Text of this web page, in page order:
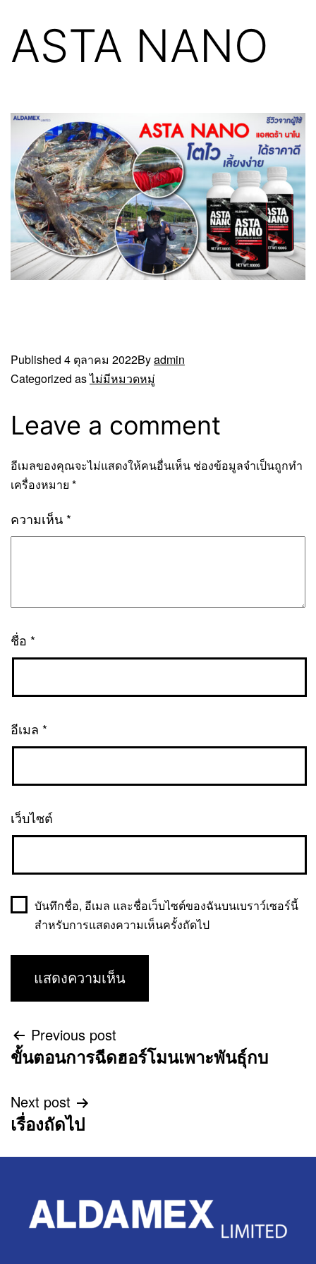
ASTA NANO
Published 4 ตุลาคม 2022Byadmin
Categorized asไม่มีหมวดหมู่
Leave a comment
อีเมลของคุณจะไม่แสดงให้คนอื่นเห็น ช่องข้อมูลจำเป็นถูกทำ
เครื่องหมาย *
ความเห็น *
ชื่อ *
อีเมล *
เว็บไซต์
บันทึกชื่อ, อีเมล และชื่อเว็บไซต์ของฉันบนเบราว์เซอร์นี้
สำหรับการแสดงความเห็นครั้งถัดไป
Previous post
ขั้นตอนการฉีดฮอร์โมนเพาะพันธุ์กบ
Next post
เรื่องถัดไป